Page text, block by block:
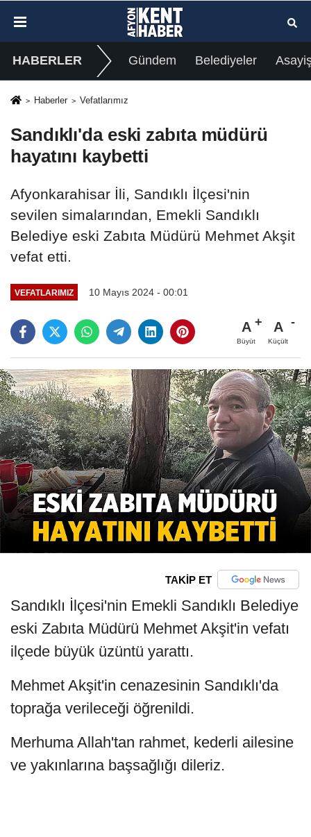
HABERLER Gündem Belediyeler
Haberler Vefatlarımız
Sandıklı'da eski zabıta müdürü
hayatını kaybetti
Afyonkarahisar İli, Sandıklı İlçesi'nin
sevilen simalarından, Emekli Sandıklı
Belediye eski Zabıta Müdürü Mehmet Akşit
vefat etti.
VEFATLARIMIZ 10 Mayıs 2024 - 00:01
A
Büyüt
A
Küçült
TAKİP ET
Sandıklı İlçesi'nin Emekli Sandıklı Belediye
eski Zabıta Müdürü Mehmet Akşit'in vefatı
ilçede büyük üzüntü yarattı.
Mehmet Akşit'in cenazesinin Sandıklı'da
toprağa verileceği öğrenildi.
Merhuma Allah'tan rahmet, kederli ailesine
ve yakınlarına başsağlığı dileriz.